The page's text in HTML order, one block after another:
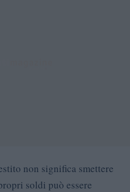
non significa smettere
soldi può essere